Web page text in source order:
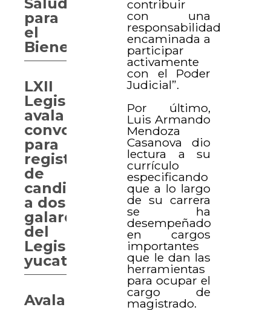
contribuir
con una
responsabilidad
encaminada a
participar
activamente
con el Poder
Judicial”.
Por último,
Luis Armando
Mendoza
Casanova dio
lectura a su
currículo
especificando
que a lo largo
de su carrera
se ha
desempeñado
en cargos
importantes
que le dan las
herramientas
para ocupar el
cargo de
magistrado.
para
el
Bienestar
LXII
Legislatura
avala
convocatorias
para
registro
de
candidatos
a dos
galardones
del
Legislativo
yucateco
Avalan